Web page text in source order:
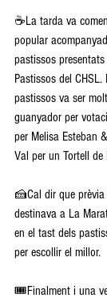
☕La tarda va
popular
pastissos
Pastissos del
pastissos va ser
guanyador per
per Melisa Esteban
Val per un Tortell de
🍰Cal dir que
destinava a La
en el tast dels
per escollir el millor.
🎟️Finalment i una